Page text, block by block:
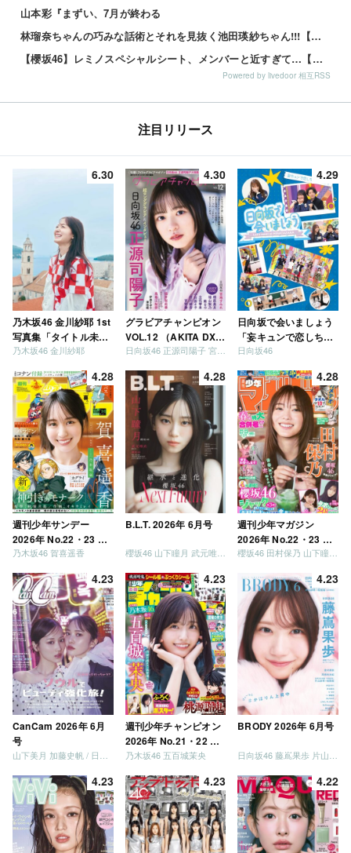
山本彩『まずい、7月が終わる
林瑠奈ちゃんの巧みな話術とそれを見抜く池田瑛紗ちゃん!!!【乃木坂46】
【櫻坂46】レミノスペシャルシート、メンバーと近すぎて…【全国ツアー2026】
Powered by livedoor 相互RSS
注目リリース
6.30
乃木坂46 金川紗耶 1st
写真集「タイトル未
定」
乃木坂46 金川紗耶
4.30
グラビアチャンピオン
VOL.12 （AKITA DXシ
リーズ）
日向坂46 正源司陽子 宮地すみれ
4.29
日向坂で会いましょう
「妄キュンで恋しちゃ
いましょう」「どっち
う」「ご褒美でロケし
ましょう」「フレンド
リーになりましょう」
「笑って卒業を祝いま
しょう」 [Blu-ray]
日向坂46
4.28
週刊少年サンデー
2026年 No.22・23 合
併号
乃木坂46 賀喜遥香
4.28
B.L.T. 2026年 6月号
櫻坂46 山下瞳月 武元唯衣 / 乃木坂46 海邉朱莉
4.28
週刊少年マガジン
2026年 No.22・23 合
併号
4.23
CanCam 2026年 6月
号
4.23
週刊少年チャンピオン
2026年 No.21・22 合
併号
乃木坂46 五百城茉央
4.23
BRODY 2026年 6月号
4.23 4.23 4.22